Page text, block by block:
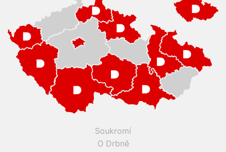
Soukromí
O Drbně